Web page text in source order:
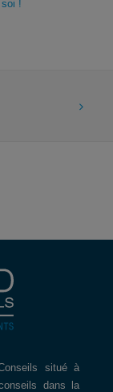
!
situé à
dans la